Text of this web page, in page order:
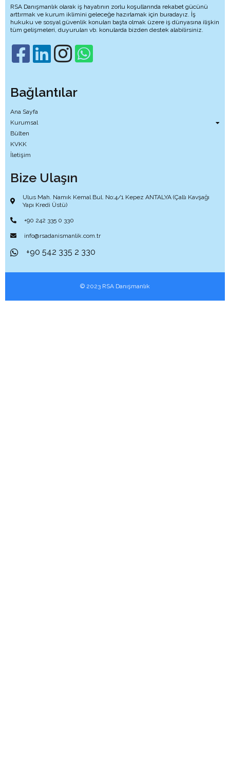
RSA Danışmanlık olarak iş hayatının zorlu koşullarında rekabet gücünü
arttırmak ve kurum iklimini geleceğe hazırlamak için buradayız. İş
hukuku ve sosyal güvenlik konuları başta olmak üzere iş dünyasına ilişkin
tüm gelişmeleri, duyuruları vb. konularda bizden destek alabilirsiniz.
Bağlantılar
Ana Sayfa
Kurumsal
Bülten
KVKK
İletişim
Bize Ulaşın
Ulus Mah. Namık Kemal Bul. No:4/1 Kepez ANTALYA (Çallı Kavşağı
Yapı Kredi Üstü)
+90 242 335 0 330
info@rsadanismanlik.com.tr
+90 542 335 2 330
© 2023 RSA Danışmanlık